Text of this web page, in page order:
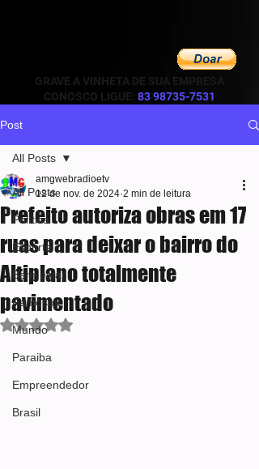
GRAVE A VINHETA DE SUA EMPRESA
CONOSCO LIGUE: 83 98735-7531
Post
All Posts
Política
Esporte
Bem-estar
Famosos
Mundo
Paraiba
Empreendedor
Brasil
All Posts
Prefeito autoriza obras em 17
ruas para deixar o bairro do
Altiplano totalmente
pavimentado
amgwebradioetv
12 de nov. de 2024 2 min de leitura
Avaliado com NaN de 5 estrelas.